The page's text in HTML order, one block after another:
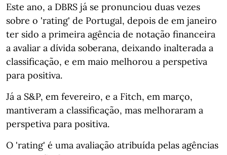
Este ano, a DBRS já se pronunciou duas vezes
sobre o 'rating' de Portugal, depois de em janeiro
ter sido a primeira agência de notação financeira
a avaliar a dívida soberana, deixando inalterada a
classificação, e em maio melhorou a perspetiva
para positiva.
Já a S&P, em fevereiro, e a Fitch, em março,
mantiveram a classificação, mas melhoraram a
perspetiva para positiva.
O 'rating' é uma avaliação atribuída pelas agências